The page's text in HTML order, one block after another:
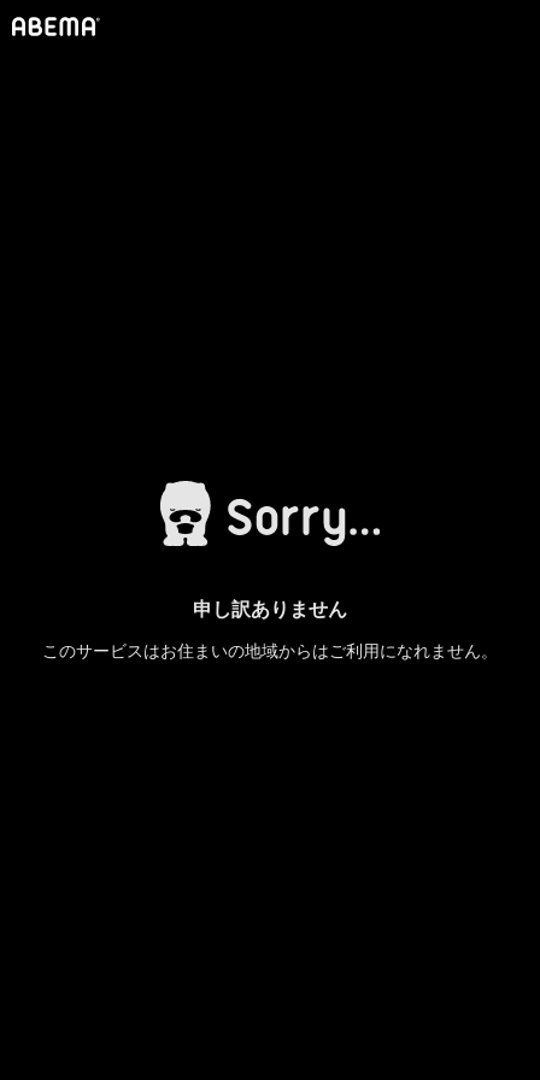
申し訳ありません
このサービスはお住まいの地域からはご利用になれません。